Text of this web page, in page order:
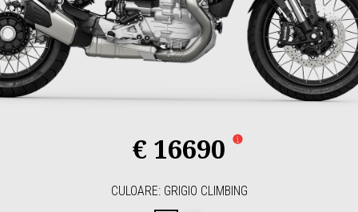
€ 16690
CULOARE: GRIGIO CLIMBING